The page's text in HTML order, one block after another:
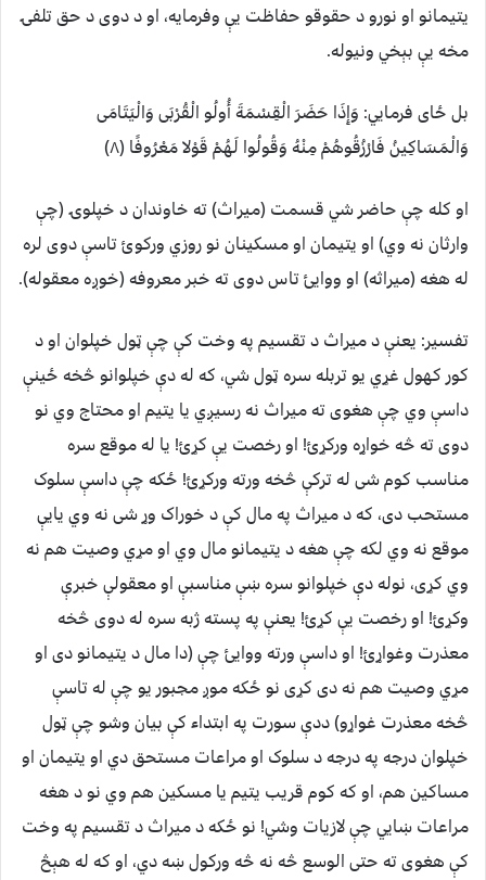
يتيمانو او نورو د حقوقو حفاظت يې وفرمايه، او د دوى د حق تلفۍ
مخه يې بېخي ونيوله.
بل ځای فرمایي: وَإِذَا حَضَرَ الْقِسْمَةَ أُولُو الْقُرْبَى وَالْيَتَامَى
وَالْمَسَاكِينُ فَارْزُقُوهُمْ مِنْهُ وَقُولُوا لَهُمْ قَوْلا مَعْرُوفًا (٨)
او کله چې حاضر شي قسمت (ميراث) ته خاوندان د خپلوۍ (چې
وارثان نه وي) او يتيمان او مسکينان نو روزي ورکوئ تاسې دوى لره
له هغه (ميراثه) او ووايئ تاس دوى ته خبر معروفه (خوږه معقوله).
تفسیر: يعنې د ميراث د تقسيم په وخت کې چې ټول خپلوان او د
کور کهول غړي يو تربله سره ټول شي، که له دې خپلوانو څخه ځينې
داسې وي چې هغوى ته ميراث نه رسيږي يا يتيم او محتاج وي نو
دوى ته څه خواړه ورکړئ! او رخصت يې کړئ! يا له موقع سره
مناسب کوم شى له ترکې څخه ورته ورکړئ! ځکه چې داسې سلوک
مستحب دى، که د ميراث په مال کې د خوراک وړ شى نه وي يايې
موقع نه وي لکه چې هغه د يتيمانو مال وي او مړي وصيت هم نه
وي کړى، نوله دې خپلوانو سره ښې مناسبې او معقولې خبرې
وکړئ! او رخصت يې کړئ! يعنې په پسته ژبه سره له دوى څخه
معذرت وغواړئ! او داسې ورته ووايئ چې (دا مال د يتيمانو دى او
مړي وصيت هم نه دى کړى نو ځکه موږ مجبور يو چې له تاسې
څخه معذرت غواړو) ددې سورت په ابتداء کې بيان وشو چې ټول
خپلوان درجه په درجه د سلوک او مراعات مستحق دي او يتيمان او
مساکين هم، او که کوم قريب يتيم يا مسکين هم وي نو د هغه
مراعات ښايي چې لازيات وشي! نو ځکه د ميراث د تقسيم په وخت
کې هغوى ته حتى الوسع څه نه څه ورکول ښه دي، او که له هېڅ